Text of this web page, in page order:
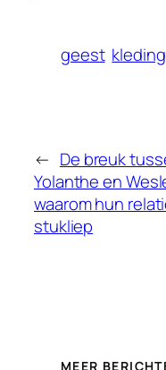
geest kleding
← De breuk
Yolanthe en
waarom hun
stukliep
MEER